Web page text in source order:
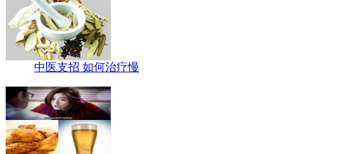
中医支招 如何治疗慢